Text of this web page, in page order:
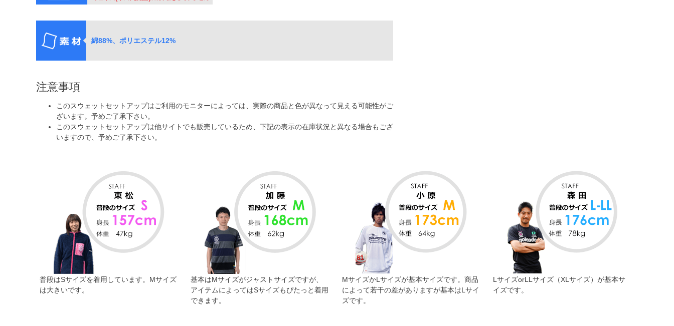
綿88%、ポリエステル12%
注意事項
このスウェットセットアップはご利用のモニターによっては、実際の商品と色が異なって見える可能性がご
ざいます。予めご了承下さい。
このスウェットセットアップは他サイトでも販売しているため、下記の表示の在庫状況と異なる場合もござ
いますので、予めご了承下さい。
普段はSサイズを着用しています。Mサイズ
は大きいです。
基本はMサイズがジャストサイズですが、
アイテムによってはSサイズもぴたっと着用
できます。
MサイズかLサイズが基本サイズです。商品
によって若干の差がありますが基本はLサイ
ズです。
LサイズorLLサイズ（XLサイズ）が基本サ
イズです。